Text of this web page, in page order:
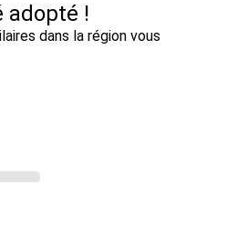
adopté !
dans la région vous